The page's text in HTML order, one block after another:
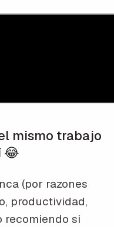
mismo trabajo
😂
(por razones
productividad,
recomiendo si